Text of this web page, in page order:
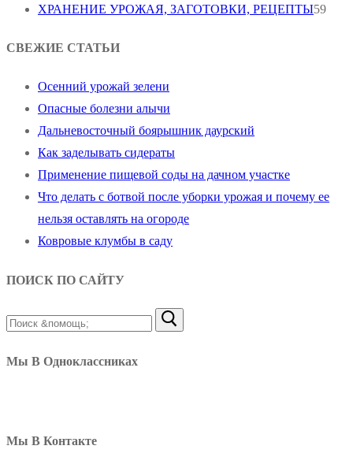
ХРАНЕНИЕ УРОЖАЯ, ЗАГОТОВКИ, РЕЦЕПТЫ59
СВЕЖИЕ СТАТЬИ
Осенний урожай зелени
Опасные болезни алычи
Дальневосточный боярышник даурский
Как заделывать сидераты
Применение пищевой соды на дачном участке
Что делать с ботвой после уборки урожая и почему ее
нельзя оставлять на огороде
Ковровые клумбы в саду
ПОИСК ПО САЙТУ
Найти:
Мы В Одноклассниках
Мы В Контакте